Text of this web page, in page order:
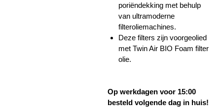
poriëndekking met behulp
van ultramoderne
filteroliemachines.
Deze filters zijn voorgeolied
met Twin Air BIO Foam filter
olie.
Op werkdagen voor 15:00
besteld volgende dag in huis!